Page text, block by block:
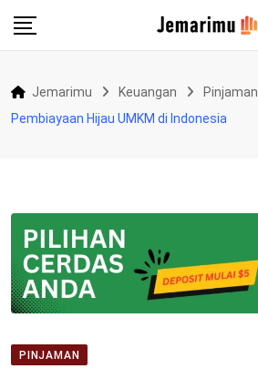
Skip
to
Jemarimu Keuangan Pinjaman
Pembiayaan Hijau UMKM di Indonesia
PINJAMAN